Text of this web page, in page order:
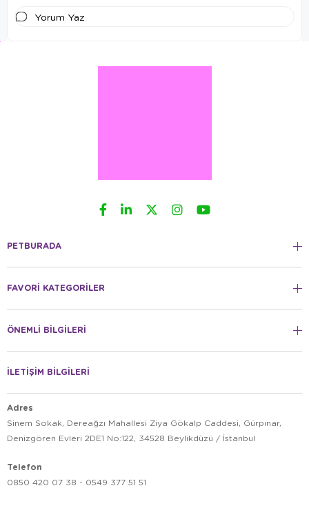
Yorum Yaz
PETBURADA
FAVORİ KATEGORİLER
ÖNEMLİ BİLGİLERİ
İLETİŞİM BİLGİLERİ
Adres
Sinem Sokak, Dereağzı Mahallesi Ziya Gökalp Caddesi, Gürpınar,
Denizgören Evleri 2DE1 No:122, 34528 Beylikdüzü / İstanbul
Telefon
0850 420 07 38 - 0549 377 51 51